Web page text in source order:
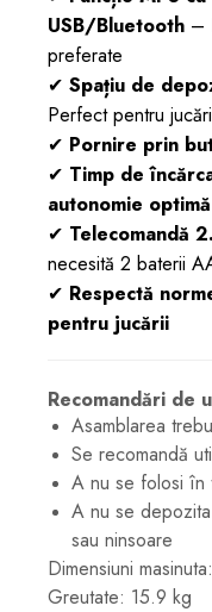
USB/Bluetooth –
preferate
✔ Spațiu de
Perfect pentru
✔ Pornire prin
✔ Timp de
autonomie optimă
✔ Telecomandă
necesită 2 baterii
✔ Respectă
pentru jucării
Recomandări de
Asamblarea
Se recomandă
A nu se folosi în
A nu se
sau ninsoare
Dimensiuni
Greutate: 15.9 kg